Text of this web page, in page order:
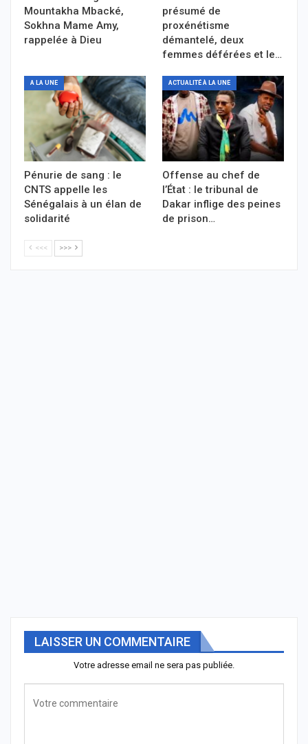
Mountakha Mbacké,
Sokhna Mame Amy,
rappelée à Dieu
présumé de
proxénétisme
démantelé, deux
femmes déférées et le…
A LA UNE
Pénurie de sang : le
CNTS appelle les
Sénégalais à un élan de
solidarité
ACTUALITÉ À LA UNE
Offense au chef de
l’État : le tribunal de
Dakar inflige des peines
de prison…
<<< >>>
LAISSER UN COMMENTAIRE
Votre adresse email ne sera pas publiée.